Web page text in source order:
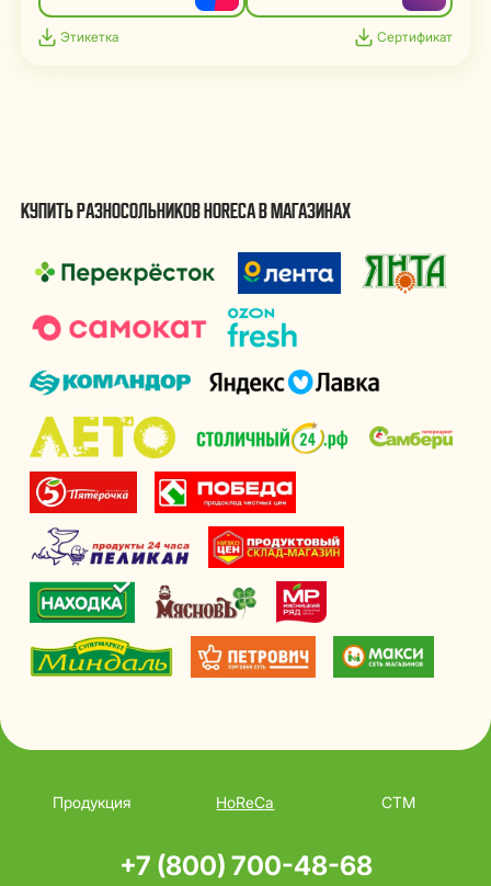
Этикетка Сертификат
КУПИТЬ РАЗНОСОЛЬНИКОВ HORECA В МАГАЗИНАХ
Продукция HoReCa СТМ
+7 (800) 700-48-68